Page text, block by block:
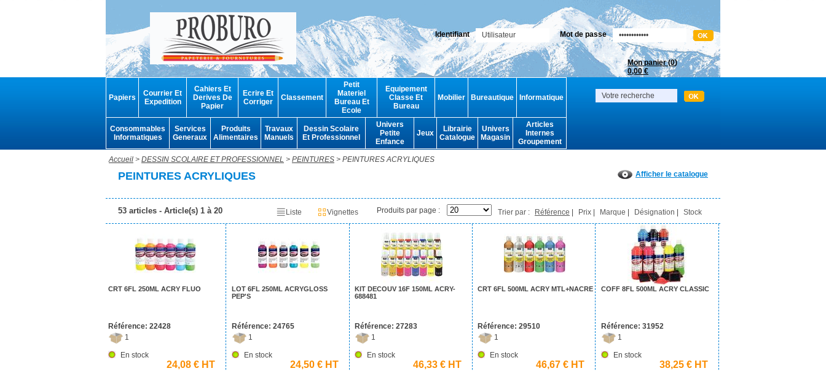
Identifiant Mot de passe
Mon panier (0)
0,00 €
Papiers
Courrier Et
Expedition
Cahiers Et
Derives De
Papier
Ecrire Et
Corriger
Classement
Petit
Materiel
Bureau Et
Ecole
Equipement
Classe Et
Bureau
Mobilier Bureautique Informatique
Consommables
Informatiques
Services
Generaux
Produits
Alimentaires
Travaux
Manuels
Dessin Scolaire
Et Professionnel
Univers
Petite
Enfance
Jeux
Librairie
Catalogue
Univers
Magasin
Articles
Internes
Groupement
Accueil > DESSIN SCOLAIRE ET PROFESSIONNEL > PEINTURES > PEINTURES ACRYLIQUES
PEINTURES ACRYLIQUES Afficher le catalogue
53 articles - Article(s) 1 à 20 Liste Vignettes Produits par page : Trier par : Référence Prix Marque Désignation Stock
CRT 6FL 250ML ACRY FLUO
Référence: 22428
1
En stock
24,08 € HT
LOT 6FL 250ML ACRYGLOSS
PEP'S
Référence: 24765
1
En stock
24,50 € HT
KIT DECOUV 16F 150ML ACRY-
688481
Référence: 27283
1
En stock
46,33 € HT
CRT 6FL 500ML ACRY MTL+NACRE
Référence: 29510
1
En stock
46,67 € HT
COFF 8FL 500ML ACRY CLASSIC
Référence: 31952
1
En stock
38,25 € HT